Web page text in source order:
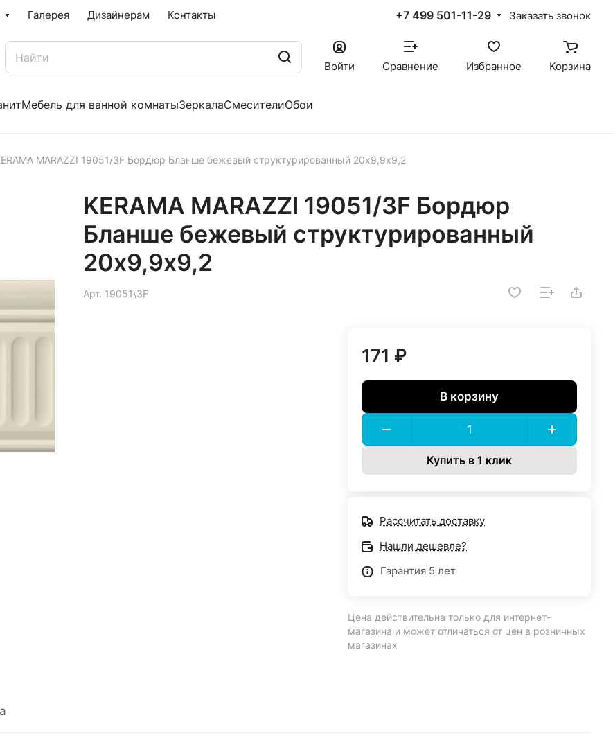
Галерея Дизайнерам Контакты +7 499 501-11-29 Заказать звонок
Войти Сравнение Избранное Корзина
Мебель для ванной комнатыЗеркалаСмесителиОбои
MARAZZI 19051/3F Бордюр Бланше бежевый структурированный 20х9,9х9,2
KERAMA MARAZZI 19051/3F Бордюр
Бланше бежевый структурированный
20х9,9х9,2
Арт. 19051\3F
171 ₽
В корзину
Купить в 1 клик
Рассчитать доставку
Нашли дешевле?
Гарантия 5 лет
Цена действительна только для интернет-
магазина и может отличаться от цен в розничных
магазинах